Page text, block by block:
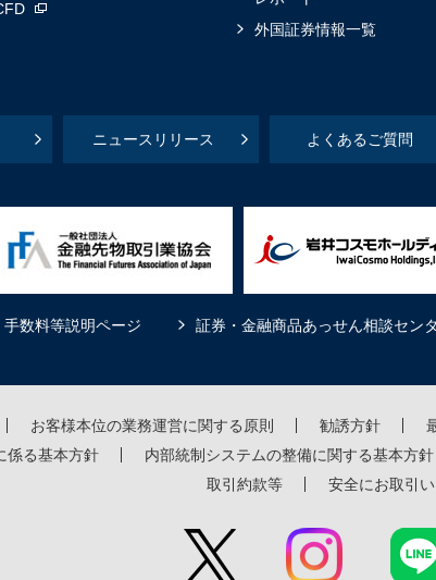
外国証券情報一覧
ニュースリリース よくあるご質問
手数料等説明ページ 証券・金融商品あっせん相談セン
お客様本位の業務運営に関する原則 勧誘方針
係る基本方針
内部統制システムの整備に関する基本方針
取引約款等
安全にお取引